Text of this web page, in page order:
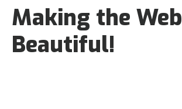
Making the Web
Beautiful!